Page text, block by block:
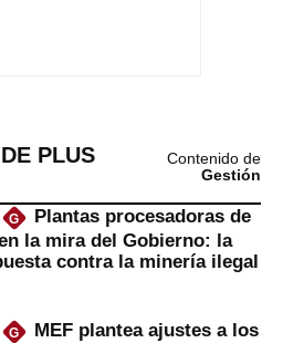
PLUS
Contenido de
Gestión
G
Plantas procesadoras de
la mira del Gobierno: la
contra la minería ilegal
G
MEF plantea ajustes a los